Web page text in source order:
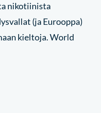
nikotiinista
(ja Eurooppa)
kieltoja. World